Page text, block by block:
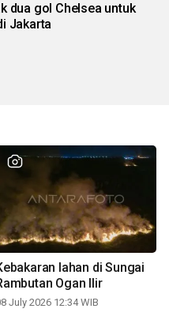
dua gol Chelsea untuk
Jakarta
lahan di Sungai
Ogan Ilir
July 2026 12:34 WIB